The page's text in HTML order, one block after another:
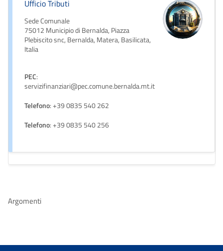
Ufficio Tributi
Sede Comunale
75012 Municipio di Bernalda, Piazza
Plebiscito snc, Bernalda, Matera, Basilicata,
Italia
PEC:
servizifinanziari@pec.comune.bernalda.mt.it
Telefono: +39 0835 540 262
Telefono: +39 0835 540 256
Argomenti